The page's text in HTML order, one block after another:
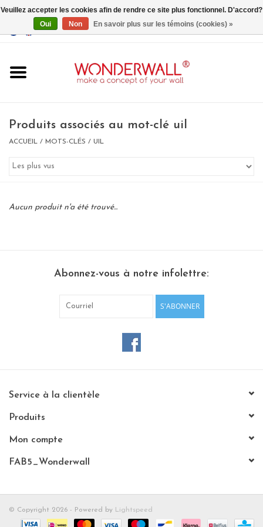
EUR/GBP
Un design personnalisé
CHANCE
Etagères Shelves
Rectangulaire, carrées, rondes
Produits associés au mot-clé uil
ACCUEIL / MOTS-CLÉS / UIL
Aucun produit n'a été trouvé...
Abonnez-vous à notre infolettre:
S'ABONNER
Service à la clientèle
Produits
Mon compte
FAB5_Wonderwall
© Copyright 2026 - Powered by Lightspeed
Veuillez accepter les cookies afin de rendre ce site plus fonctionnel. D'accord?
Oui
Non En savoir plus sur les témoins (cookies) »